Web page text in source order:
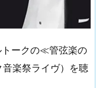
トークの≪管弦楽の
楽祭ライヴ）を聴